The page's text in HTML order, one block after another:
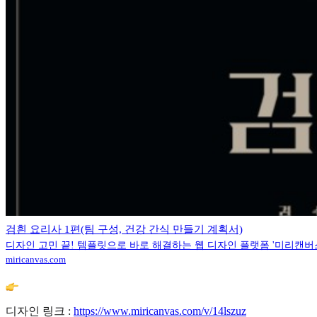
검흰 요리사 1편(팀 구성, 건강 간식 만들기 계획서)
디자인 고민 끝! 템플릿으로 바로 해결하는 웹 디자인 플랫폼 '미리캔버
miricanvas.com
디자인 링크 : https://www.miricanvas.com/v/14lszuz